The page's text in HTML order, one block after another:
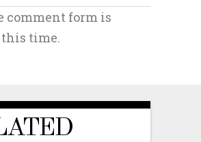
comment form is
this time.